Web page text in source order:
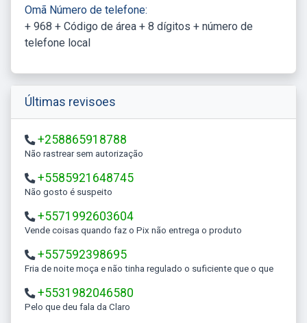
Omã Número de telefone:
+ 968 + Código de área + 8 dígitos + número de
telefone local
Últimas revisoes
+258865918788
Não rastrear sem autorização
+5585921648745
Não gosto é suspeito
+5571992603604
Vende coisas quando faz o Pix não entrega o produto
+557592398695
Fria de noite moça e não tinha regulado o suficiente que o que
+5531982046580
Pelo que deu fala da Claro